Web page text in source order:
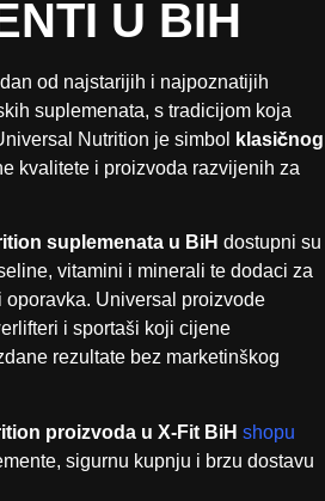
U BIH
od najstarijih i najpoznatijih
suplemenata, s tradicijom koja
Nutrition je simbol
klasičnog
kvalitete i proizvoda razvijenih za
suplemenata u BiH dostupni su
vitamini i minerali te dodaci za
Universal proizvode
i sportaši koji cijene
rezultate bez marketinškog
proizvoda u X-Fit BiH shopu
sigurnu kupnju i brzu dostavu